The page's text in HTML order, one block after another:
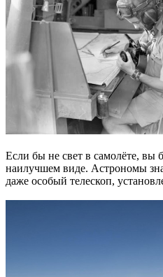
Если бы не свет в самолёте, вы
наилучшем виде. Астрономы
даже особый телескоп,